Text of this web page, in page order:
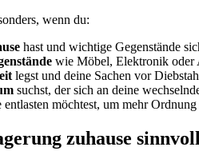
wenn du:
hast und wichtige Gegenstände
wie Möbel, Elektronik oder
legst und deine Sachen vor
suchst, der sich an deine
möchtest, um mehr
zuhause